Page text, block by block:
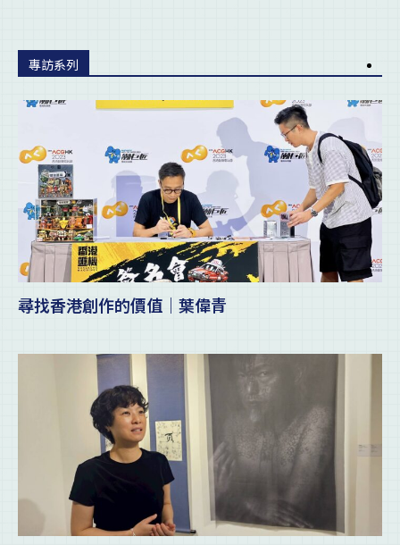
專訪系列
尋找香港創作的價值｜葉偉青